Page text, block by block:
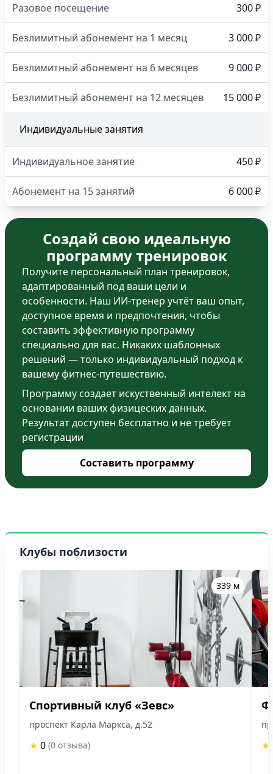
Разовое посещение 300 ₽
Безлимитный абонемент на 1 месяц 3 000 ₽
Безлимитный абонемент на 6 месяцев 9 000 ₽
Безлимитный абонемент на 12 месяцев 15 000 ₽
Индивидуальные занятия
Индивидуальное занятие 450 ₽
Абонемент на 15 занятий 6 000 ₽
Создай свою идеальную
программу тренировок
Получите персональный план тренировок,
адаптированный под ваши цели и
особенности. Наш ИИ-тренер учтёт ваш опыт,
доступное время и предпочтения, чтобы
составить эффективную программу
специально для вас. Никаких шаблонных
решений — только индивидуальный подход к
вашему фитнес-путешествию.
Программу создает искуственный интелект на
основании ваших физицеских данных.
Результат доступен бесплатно и не требует
регистрации
Составить программу
Клубы поблизости
339 м
Спортивный клуб «Зевс»
проспект Карла Маркса, д.52
★ 0 (0 отзыва) ★